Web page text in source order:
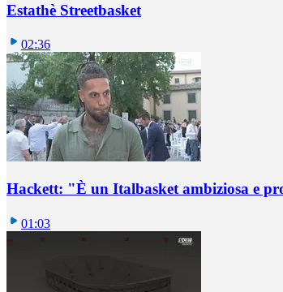
Estathè Streetbasket
02:36
Hackett: "È un Italbasket ambiziosa e
01:03